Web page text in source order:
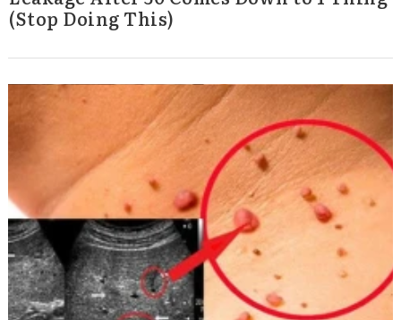
(Stop Doing This)